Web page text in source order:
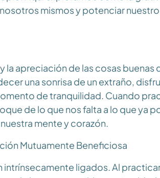
mismos y potenciar
apreciación de las cosas buenas
una sonrisa de un extraño,
de tranquilidad. Cuando
de lo que nos falta a lo que ya
mente y corazón.
Mutuamente Beneficiosa
intrínsecamente ligados. Al